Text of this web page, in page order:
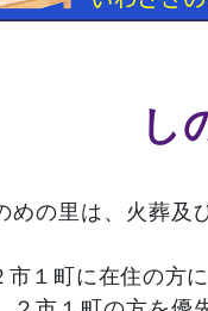
し
めの里は、火葬
１町に在住の方